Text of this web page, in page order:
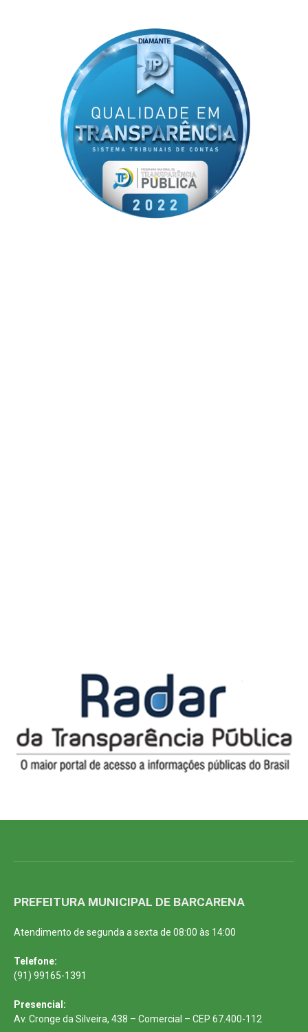
PREFEITURA MUNICIPAL DE BARCARENA
Atendimento de segunda a sexta de 08:00 às 14:00
Telefone:
(91) 99165-1391
Presencial:
Av. Cronge da Silveira, 438 – Comercial – CEP 67.400-112